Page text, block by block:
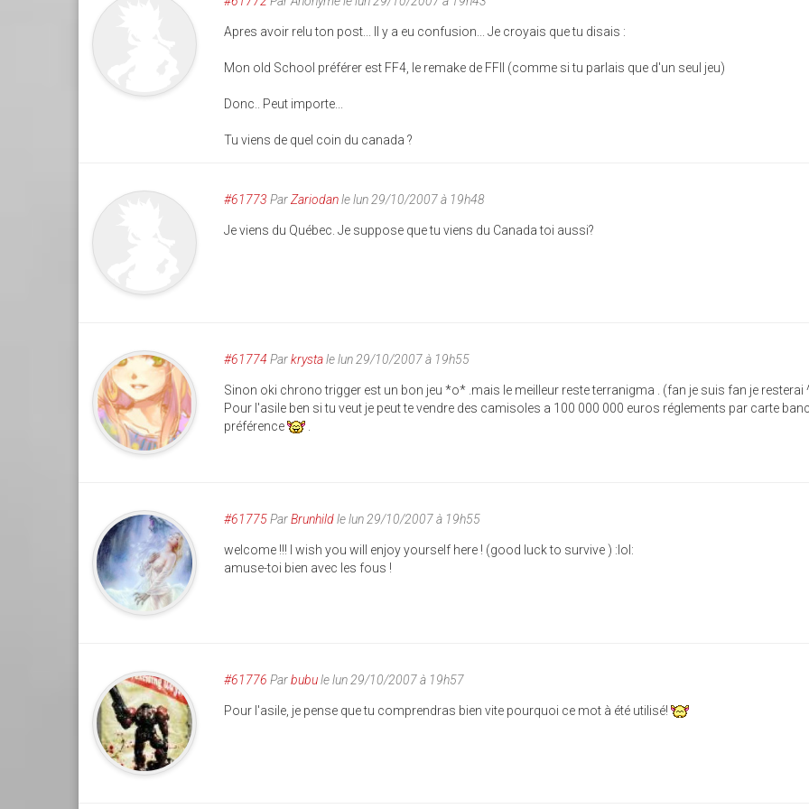
Apres avoir relu ton post... Il y a eu confusion... Je croyais que tu disais :
Mon old School préférer est FF4, le remake de FFII (comme si tu parlais que d'un seul jeu)
Donc.. Peut importe...
Tu viens de quel coin du canada ?
#61773 ParZariodanle lun 29/10/2007 à 19h48
Je viens du Québec. Je suppose que tu viens du Canada toi aussi?
#61774 Parkrystale lun 29/10/2007 à 19h55
Sinon oki chrono trigger est un bon jeu *o* .mais le meilleur reste terranigma . (fan je suis fan je resterai
Pour l'asile ben si tu veut je peut te vendre des camisoles a 100 000 000 euros réglements par carte
préférence
#61775ParBrunhildle lun 29/10/2007 à 19h55
welcome !!! I wish you will enjoy yourself here ! (good luck to survive ) :lol:
amuse-toi bien avec les fous !
#61776 Parbubule lun 29/10/2007 à 19h57
Pour l'asile, je pense que tu comprendras bien vite pourquoi ce mot à été utilisé!